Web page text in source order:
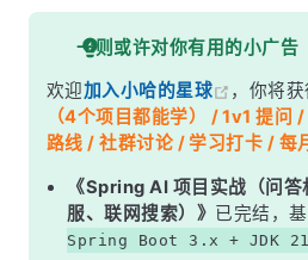
面试考察点
核心答案
深度解析
一、字段映射的整体流程
二、4 种映射方式详解
三、底层原理：反射 +
一则或许对你有用的小广告
欢迎加入小哈的星球 ，你将获
（4个项目都能学） / 1v1 提问
路线 / 社群讨论 / 学习打卡 / 每
《Spring AI 项目实战（问
服、联网搜索）》 已完结，
Spring Boot 3.x + JDK